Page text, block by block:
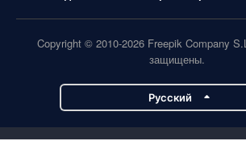
Copyright © 2010-2026 Freepik Company
защищены.
Pусский